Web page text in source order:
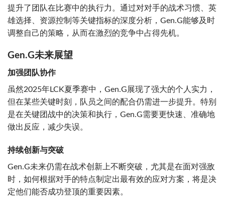
提升了团队在比赛中的执行力。通过对对手的战术习惯、英
雄选择、资源控制等关键指标的深度分析，Gen.G能够及时
调整自己的策略，从而在激烈的竞争中占得先机。
Gen.G未来展望
加强团队协作
虽然2025年LCK夏季赛中，Gen.G展现了强大的个人实力，
但在某些关键时刻，队员之间的配合仍需进一步提升。特别
是在关键团战中的决策和执行，Gen.G需要更快速、准确地
做出反应，减少失误。
持续创新与突破
Gen.G未来仍需在战术创新上不断突破，尤其是在面对强敌
时，如何根据对手的特点制定出最有效的应对方案，将是决
定他们能否成功登顶的重要因素。